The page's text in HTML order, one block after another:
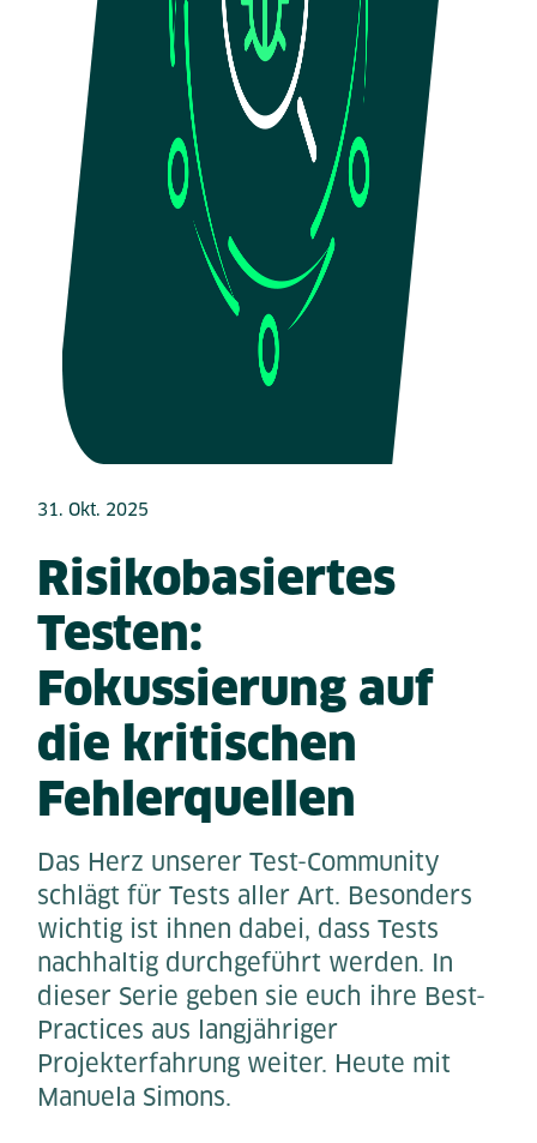
31. Okt. 2025
Risikobasiertes
Testen:
Fokussierung auf
die kritischen
Fehlerquellen
Das Herz unserer Test-Community
schlägt für Tests aller Art. Besonders
wichtig ist ihnen dabei, dass Tests
nachhaltig durchgeführt werden. In
dieser Serie geben sie euch ihre Best-
Practices aus langjähriger
Projekterfahrung weiter. Heute mit
Manuela Simons.